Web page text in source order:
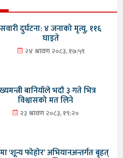
सवारी दुर्घटना: ४ जनाको मृत्यु, ११६
घाइते
२४ श्रावण २०८३, १७:५९
बानियाँले भदौ ३ गते भित्र
विश्वासको मत लिने
२३ श्रावण २०८३, १९:२०
‘शून्य फोहोर’ अभियानअन्तर्गत बृहत्